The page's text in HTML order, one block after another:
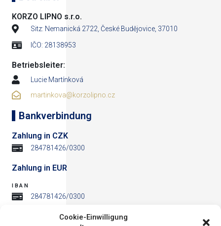
Cookie-Einwilligung
KORZO LIPNO s.r.o.
Sitz: Nemanická 2722, České Budějovice, 37010
IČO: 28138953
Betriebsleiter:
Lucie Martínková
martinkova@korzolipno.cz
Bankverbindung
Zahlung in CZK
284781426/0300
Zahlung in EUR
IBAN
284781426/0300